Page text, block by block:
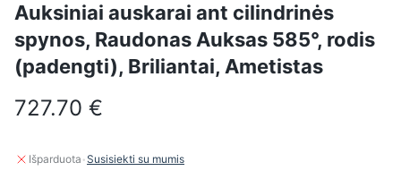
Auksiniai auskarai ant cilindrinės
spynos, Raudonas Auksas 585°, rodis
(padengti), Briliantai, Ametistas
727.70 €
Išparduota ·Susisiekti su mumis